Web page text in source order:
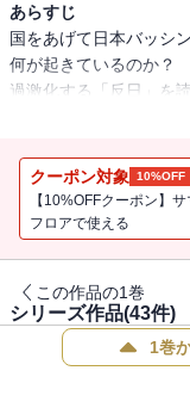
あらすじ
国をあげて日本バッシ
何が起きているのか？
過激化する「反日」を
＜内容＞
１、過激化する韓国の
２、韓国が戦争犯罪を
＊この電子書籍は、「
に掲載された特集記事
クーポン対象 10%OFF
【10%OFFクーポン】
フロアで使える
この作品の1巻
シリーズ作品(43件)
1巻